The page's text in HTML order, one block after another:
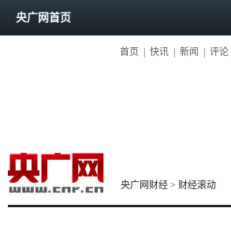
央广网首页
首页 快讯 新闻 评论
央广网财经 > 财经滚动